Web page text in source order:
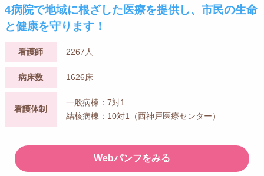
4病院で地域に根ざした医療を提供し、市民の生命
と健康を守ります！
看護師 2267人
病床数 1626床
看護体制
一般病棟：7対1
結核病棟：10対1（西神戸医療センター）
Webパンフをみる